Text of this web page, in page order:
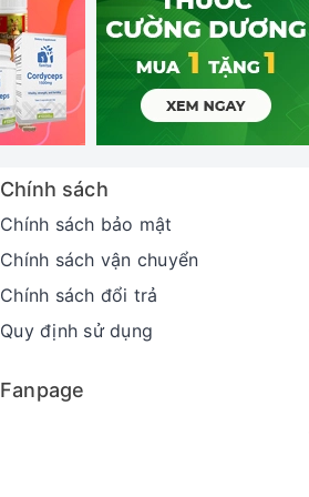
Chính sách
Chính sách bảo mật
Chính sách vận chuyển
Chính sách đổi trả
Quy định sử dụng
Fanpage